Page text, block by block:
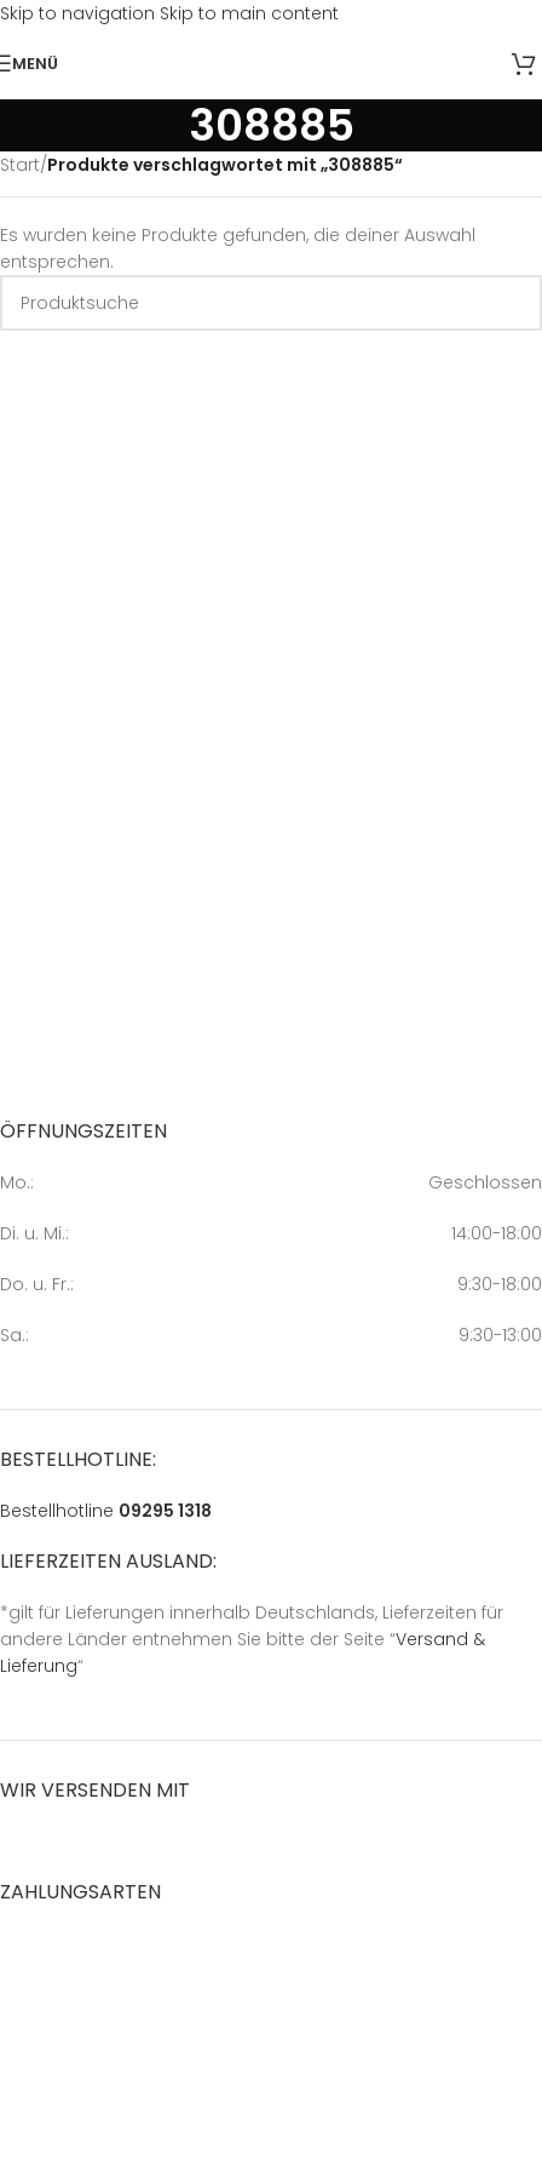
Skip to navigation Skip to main content
MENÜ
308885
Start/Produkte verschlagwortet mit „308885“
Es wurden keine Produkte gefunden, die deiner Auswahl
entsprechen.
ÖFFNUNGSZEITEN
Mo.: Geschlossen
Di. u. Mi.: 14:00-18:00
Do. u. Fr.: 9:30-18:00
Sa.: 9:30-13:00
BESTELLHOTLINE:
Bestellhotline 09295 1318
LIEFERZEITEN AUSLAND:
*gilt für Lieferungen innerhalb Deutschlands, Lieferzeiten für
andere Länder entnehmen Sie bitte der Seite “Versand &
Lieferung“
WIR VERSENDEN MIT
ZAHLUNGSARTEN